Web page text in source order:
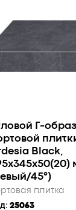
Г-
Black,
45°)
плитка
25063